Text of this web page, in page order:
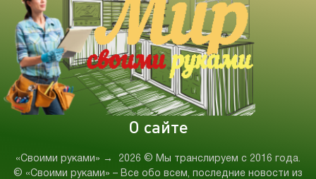
О сайте
«Своими руками» → 2026 © Мы транслируем с 2016 года.
© «Своими руками» – Все обо всем, последние новости из